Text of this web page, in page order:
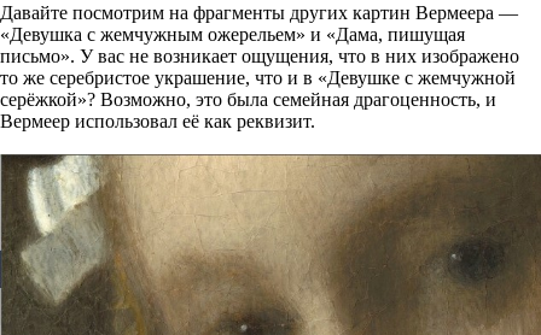
Давайте посмотрим на фрагменты других картин Вермеера —
«Девушка с жемчужным ожерельем» и «Дама, пишущая
письмо». У вас не возникает ощущения, что в них изображено
то же серебристое украшение, что и в «Девушке с жемчужной
серёжкой»? Возможно, это была семейная драгоценность, и
Вермеер использовал её как реквизит.